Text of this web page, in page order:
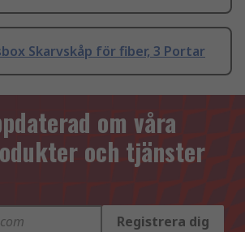
Skarvskåp för fiber, 3 Portar
om våra
och tjänster
Registrera dig